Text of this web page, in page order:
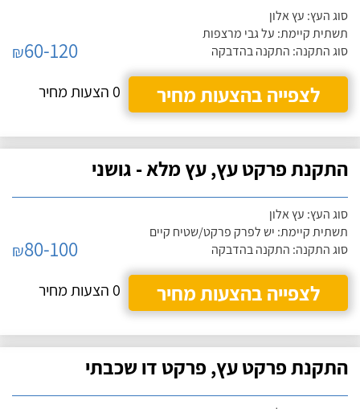
סוג העץ: עץ אלון
תשתית קיימת: על גבי מרצפות
סוג התקנה: התקנה בהדבקה
₪60-120
לצפייה בהצעות מחיר
0 הצעות מחיר
התקנת פרקט עץ, עץ מלא - גושני
סוג העץ: עץ אלון
תשתית קיימת: יש לפרק פרקט/שטיח קיים
סוג התקנה: התקנה בהדבקה
₪80-100
לצפייה בהצעות מחיר
0 הצעות מחיר
התקנת פרקט עץ, פרקט דו שכבתי